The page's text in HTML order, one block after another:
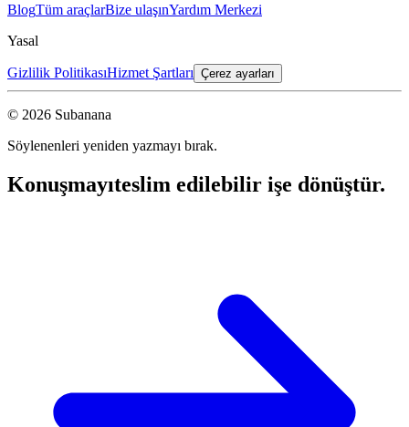
BlogTüm araçlarBize ulaşınYardım Merkezi
Yasal
Gizlilik PolitikasıHizmet Şartları Çerez ayarları
© 2026 Subanana
Söylenenleri yeniden yazmayı bırak.
Konuşmayıteslim edilebilir işe dönüştür.